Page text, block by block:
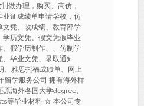
做办理，购买、高仿，
业证成绩单申请学校，仿
文凭、改成绩、教育部学
学历文凭、假文凭假毕业
、假学历制作、、仿制学
、毕业文凭、录取通知
、雅思托福成绩单、网上
留学服务公司,拥有海外样
原海外各国大学degree、
等毕业材料 ☆ 本公司专